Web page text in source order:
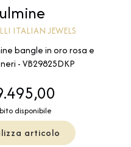
ITALIAN JEWELS
bangle in oro rosa e
- VB29825DKP
disponibile
articolo